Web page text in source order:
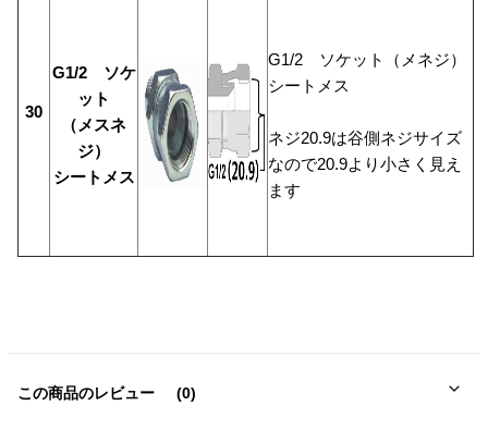
30
G1/2 ソケ
ット
（メスネ
ジ）
シートメス
G1/2 ソケット（メネジ）
シートメス
ネジ20.9は谷側ネジサイズ
なので20.9より小さく見え
ます
この商品のレビュー (0)